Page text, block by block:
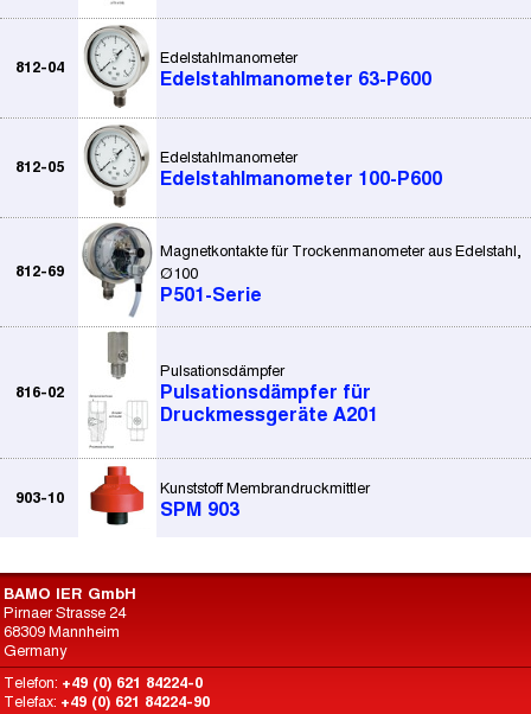
812-04
Edelstahlmanometer
Edelstahlmanometer 63-P600
812-05
Edelstahlmanometer
Edelstahlmanometer 100-P600
812-69
Magnetkontakte für Trockenmanometer aus Edelstahl,
Ø100
P501-Serie
816-02
Pulsationsdämpfer
Pulsationsdämpfer für
Druckmessgeräte A201
903-10
Kunststoff Membrandruckmittler
SPM 903
BAMO IER GmbH
Pirnaer Strasse 24
68309 Mannheim
Germany
Telefon: +49 (0) 621 84224-0
Telefax: +49 (0) 621 84224-90